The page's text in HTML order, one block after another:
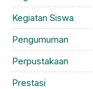
Kegiatan Siswa
Pengumuman
Perpustakaan
Prestasi